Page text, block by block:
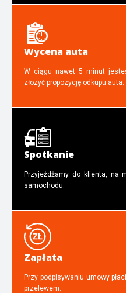
Wycena auta
W ciągu nawet 5 minut
złozyć propozycję odkupu auta.
Spotkanie
Przyjeżdżamy do klienta, na
samochodu.
Zapłata
Przy podpisywaniu umowy
przelewem.